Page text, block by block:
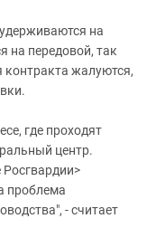
на
на передовой, так
контракта жалуются,
где проходят
центр.
Росгвардии>
проблема
- считает